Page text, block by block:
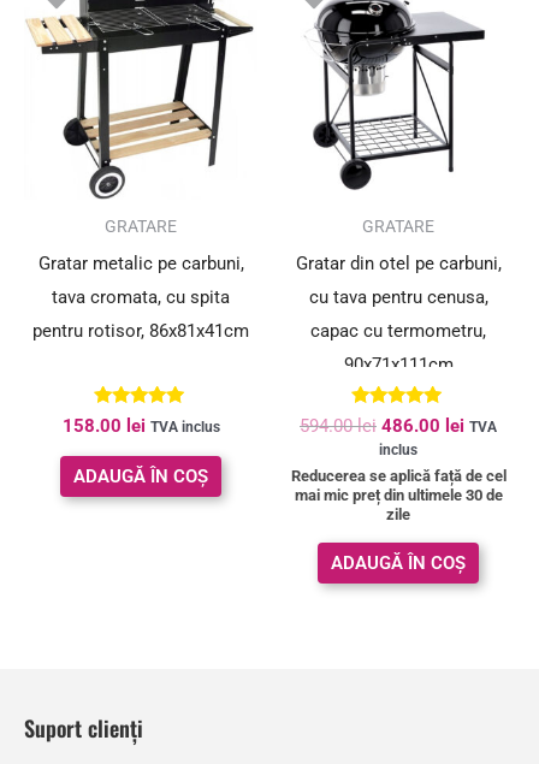
GRATARE
Gratar metalic pe carbuni,
tava cromata, cu spita
pentru rotisor, 86x81x41cm
Evaluat la
5.00
din 5
158.00 lei TVA inclus
ADAUGĂ ÎN COȘ
GRATARE
Gratar din otel pe carbuni,
cu tava pentru cenusa,
capac cu termometru,
90x71x111cm
Evaluat la
5.00
din 5
594.00lei
a
fost:
594.00 lei.
486.00 lei
este:
486.00
TVA
inclus
Reducerea se aplică față de cel
mai mic preț din ultimele 30 de
zile
ADAUGĂ ÎN COȘ
Suport clienți